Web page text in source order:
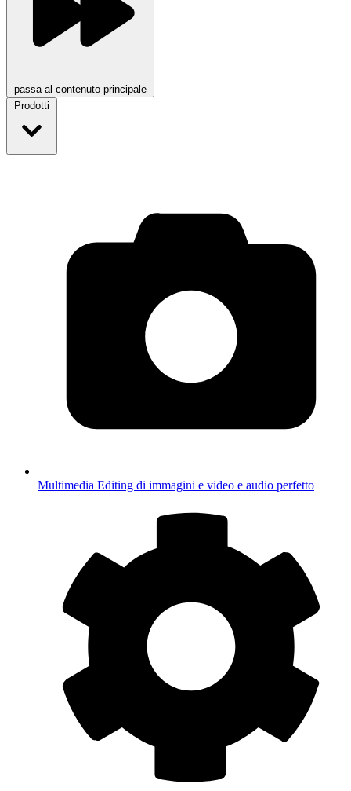
passa al contenuto principale
Prodotti
Multimedia Editing di immagini e video e audio perfetto